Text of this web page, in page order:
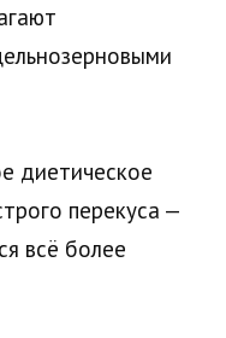
диетическое
перекуса —
всё более